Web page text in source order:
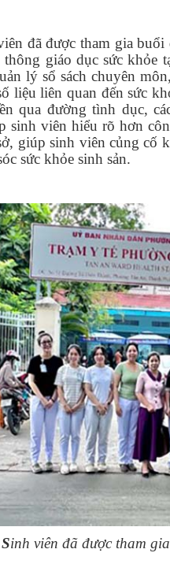
đã được tham gia
giáo dục sức khỏe
lý sổ sách chuyên
liệu liên quan đến sức
qua đường tình dục,
sinh viên hiểu rõ hơn
giúp sinh viên củng cố
sức khỏe sinh sản.
Sinh viên đã được tham